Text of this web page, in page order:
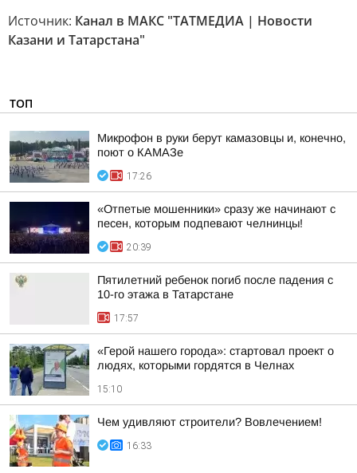
Источник: Канал в МАКС "ТАТМЕДИА | Новости
Казани и Татарстана"
ТОП
Микрофон в руки берут камазовцы и, конечно,
поют о КАМАЗе
17:26
«Отпетые мошенники» сразу же начинают с
песен, которым подпевают челнинцы!
20:39
Пятилетний ребенок погиб после падения с
10-го этажа в Татарстане
17:57
«Герой нашего города»: стартовал проект о
людях, которыми гордятся в Челнах
15:10
Чем удивляют строители? Вовлечением!
16:33